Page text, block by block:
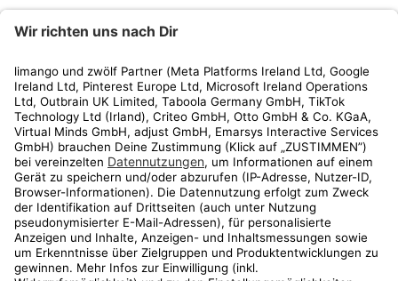
Kundenservice
Shop
Aktionen
Travel